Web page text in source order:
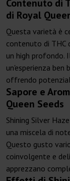
Contenuto di
di Royal
Questa varietà è
contenuto di THC
un high profondo.
un'esperienza
offrendo
Sapore e
Queen Seeds
Shining Silver
una miscela di
Questo gusto
coinvolgente e
apprezzano